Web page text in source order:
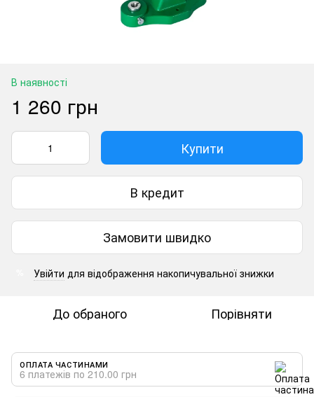
В наявності
1 260 грн
Купити
В кредит
Замовити швидко
Увійти для відображення накопичувальної знижки
До обраного Порівняти
ОПЛАТА ЧАСТИНАМИ
6 платежів по 210.00 грн